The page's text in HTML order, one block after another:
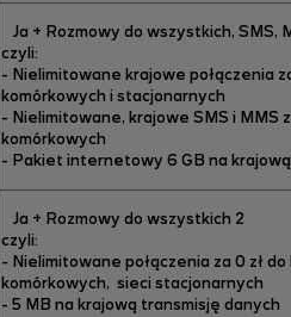
Ja + Rozmowy do wszystkich, SMS,
czyli:
- Nielimitowane krajowe połączenia
komórkowych i stacjonarnych
- Nielimitowane, krajowe SMS i MMS
komórkowych
- Pakiet internetowy 6 GB na
Ja + Rozmowy do wszystkich 2
czyli:
- Nielimitowane połączenia za 0 zł
komórkowych, sieci stacjonarnych
- 5 MB na krajową transmisję danych